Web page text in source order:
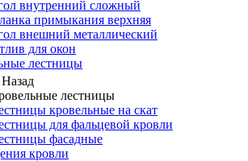
внутренний сложный
примыкания верхняя
внешний металлический
для окон
лестницы
Назад
лестницы
кровельные на скат
для фальцевой кровли
фасадные
кровли